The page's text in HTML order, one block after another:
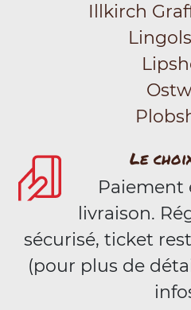
Illkirch
Le
Paiement
livraison.
sécurisé, ticket
(pour plus de